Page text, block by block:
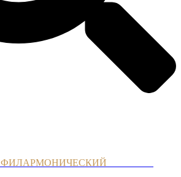
ФИЛАРМОНИЧЕСКИЙ